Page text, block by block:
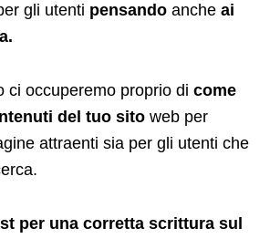
gli utenti pensando anche ai
ci occuperemo proprio di come
del tuo sito web per
attraenti sia per gli utenti che
per una corretta scrittura sul